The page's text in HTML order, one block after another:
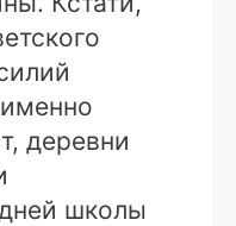
деревни
школы